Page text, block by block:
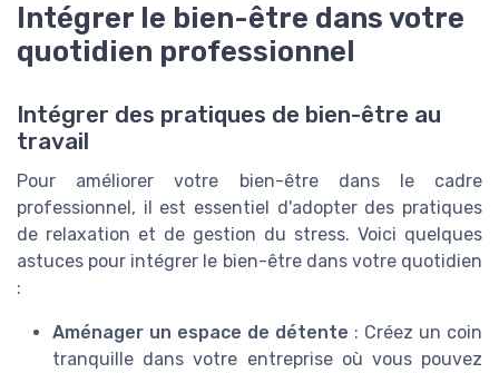
Intégrer le bien-être dans votre
quotidien professionnel
Intégrer des pratiques de bien-être au
travail
Pour améliorer votre bien-être dans le cadre
professionnel, il est essentiel d'adopter des pratiques
de relaxation et de gestion du stress. Voici quelques
astuces pour intégrer le bien-être dans votre quotidien
:
Aménager un espace de détente : Créez un coin
tranquille dans votre entreprise où vous pouvez